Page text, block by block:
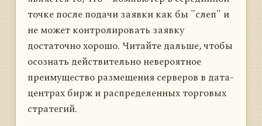
точке после подачи заявки как бы "слеп" и
не может контролировать заявку
достаточно хорошо. Читайте дальше, чтобы
осознать действительно невероятное
преимущество размещения серверов в дата-
центрах бирж и распределенных торговых
стратегий.